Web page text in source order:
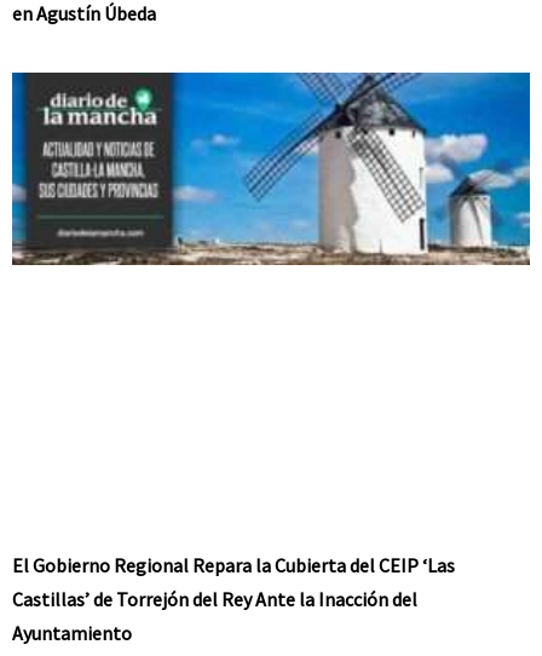
en Agustín Úbeda
El Gobierno Regional Repara la Cubierta del CEIP ‘Las
Castillas’ de Torrejón del Rey Ante la Inacción del
Ayuntamiento